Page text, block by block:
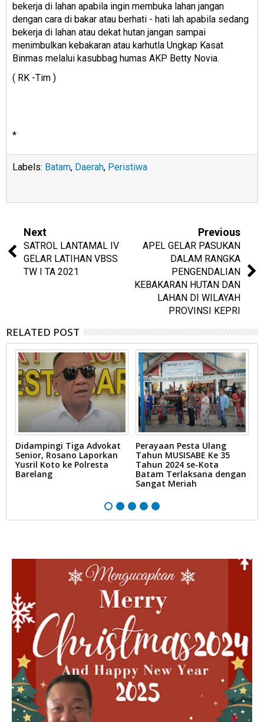
bekerja di lahan apabila ingin membuka lahan jangan
dengan cara di bakar atau berhati - hati lah apabila sedang
bekerja di lahan atau dekat hutan jangan sampai
menimbulkan kebakaran atau karhutla Ungkap Kasat
Binmas melalui kasubbag humas AKP Betty Novia.
( RK -Tim )
*
Labels: Batam, Daerah, Peristiwa
Next
SATROL LANTAMAL IV
GELAR LATIHAN VBSS
TW I TA 2021
Previous
APEL GELAR PASUKAN
DALAM RANGKA
PENGENDALIAN
KEBAKARAN HUTAN DAN
LAHAN DI WILAYAH
PROVINSI KEPRI
RELATED POST
Didampingi Tiga Advokat
Senior, Rosano Laporkan
Yusril Koto ke Polresta
Barelang
Perayaan Pesta Ulang
Tahun MUSISABE Ke 35
Tahun 2024 se-Kota
Batam Terlaksana dengan
Sangat Meriah